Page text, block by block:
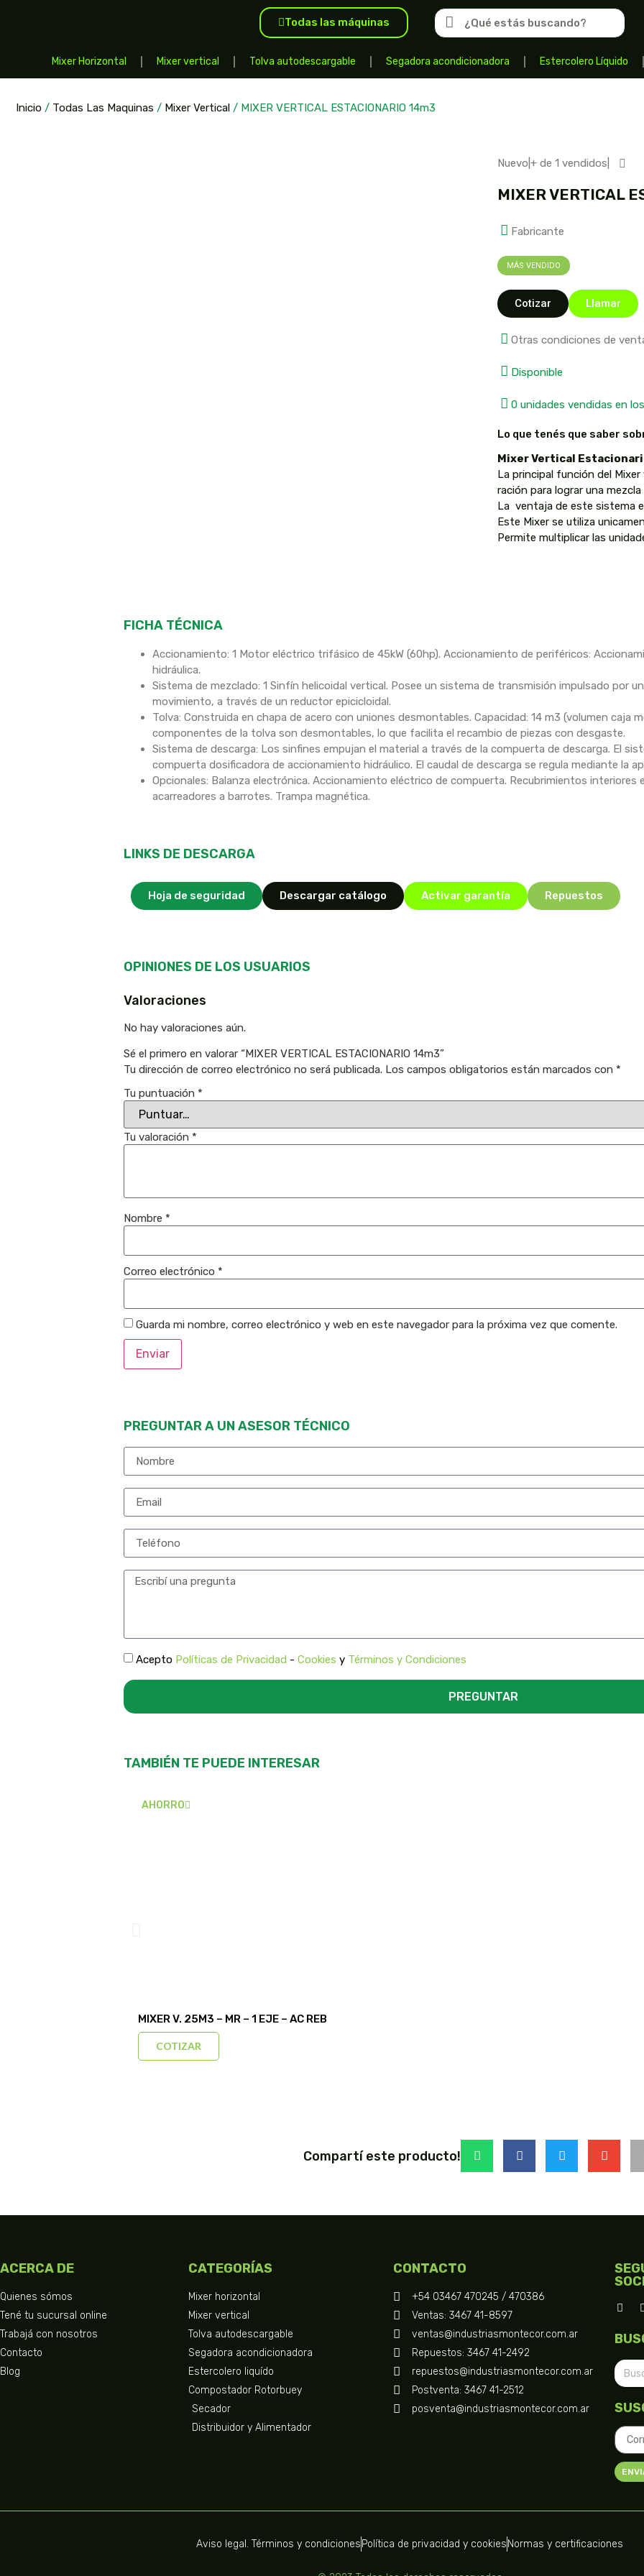
Todas las máquinas
Mixer Horizontal Mixer vertical Tolva autodescargable Segadora acondicionadora Estercolero Líquido
Inicio / Todas Las Maquinas / Mixer Vertical / MIXER VERTICAL ESTACIONARIO 14m3
Nuevo + de 1 vendidos
MIXER VERTICAL
Fabricante
MÁS VENDIDO
Cotizar Llamar
Otras condiciones de
Disponible
0 unidades vendidas en
Lo que tenés que saber
Mixer Vertical
La principal función del
ración para lograr una
La ventaja de este sistema
Este Mixer se utiliza
Permite multiplicar las
FICHA TÉCNICA
Accionamiento: 1 Motor eléctrico trifásico de 45kW (60hp). Accionamiento de periféricos:
hidráulica.
Sistema de mezclado: 1 Sinfín helicoidal vertical. Posee un sistema de transmisión impulsado por
movimiento, a través de un reductor epicicloidal.
Tolva: Construida en chapa de acero con uniones desmontables. Capacidad: 14 m3 (volumen caja
componentes de la tolva son desmontables, lo que facilita el recambio de piezas con desgaste.
Sistema de descarga: Los sinfines empujan el material a través de la compuerta de descarga. El
compuerta dosificadora de accionamiento hidráulico. El caudal de descarga se regula mediante la
Opcionales: Balanza electrónica. Accionamiento eléctrico de compuerta. Recubrimientos interiores
acarreadores a barrotes. Trampa magnética.
LINKS DE DESCARGA
Hoja de seguridad Descargar catálogo Activar garantía Repuestos
OPINIONES DE LOS USUARIOS
Valoraciones
No hay valoraciones aún.
Sé el primero en valorar “MIXER VERTICAL ESTACIONARIO 14m3”
Tu dirección de correo electrónico no será publicada. Los campos obligatorios están marcados con *
Tu puntuación *
Tu valoración *
Nombre *
Correo electrónico *
Guarda mi nombre, correo electrónico y web en este navegador para la próxima vez que comente.
PREGUNTAR A UN ASESOR TÉCNICO
Acepto Políticas de Privacidad - Cookies y Términos y Condiciones
PREGUNTAR
TAMBIÉN TE PUEDE INTERESAR
AHORRO
MIXER V. 25M3 – MR – 1 EJE – AC REB
COTIZAR
Compartí este producto!
ACERCA DE
Quienes sómos
Tené tu sucursal online
Trabajá con nosotros
Contacto
Blog
CATEGORÍAS
Mixer horizontal
Mixer vertical
Tolva autodescargable
Segadora acondicionadora
Estercolero liquído
Compostador Rotorbuey
Secador
Distribuidor y Alimentador
CONTACTO
+54 03467 470245 / 470386
Ventas: 3467 41-8597
ventas@industriasmontecor.com.ar
Repuestos: 3467 41-2492
repuestos@industriasmontecor.com.ar
Postventa: 3467 41-2512
posventa@industriasmontecor.com.ar
Aviso legal. Términos y condicionesPolítica de privacidad y cookiesNormas y certificaciones